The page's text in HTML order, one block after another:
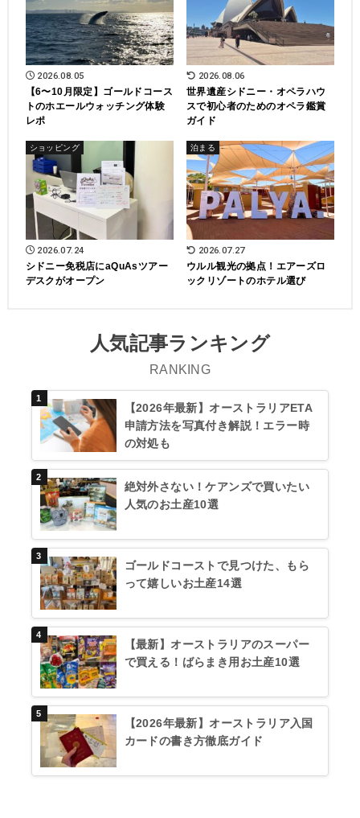
2026.08.05
【6〜10月限定】ゴールドコース
トのホエールウォッチング体験
レポ
2026.08.06
世界遺産シドニー・オペラハウ
スで初心者のためのオペラ鑑賞
ガイド
ショッピング
2026.07.24
シドニー免税店にaQuAsツアー
デスクがオープン
泊まる
2026.07.27
ウルル観光の拠点！エアーズロ
ックリゾートのホテル選び
人気記事ランキング
RANKING
【2026年最新】オーストラリアETA
申請方法を写真付き解説！エラー時
の対処も
絶対外さない！ケアンズで買いたい
人気のお土産10選
ゴールドコーストで見つけた、もら
って嬉しいお土産14選
【最新】オーストラリアのスーパー
で買える！ばらまき用お土産10選
【2026年最新】オーストラリア入国
カードの書き方徹底ガイド